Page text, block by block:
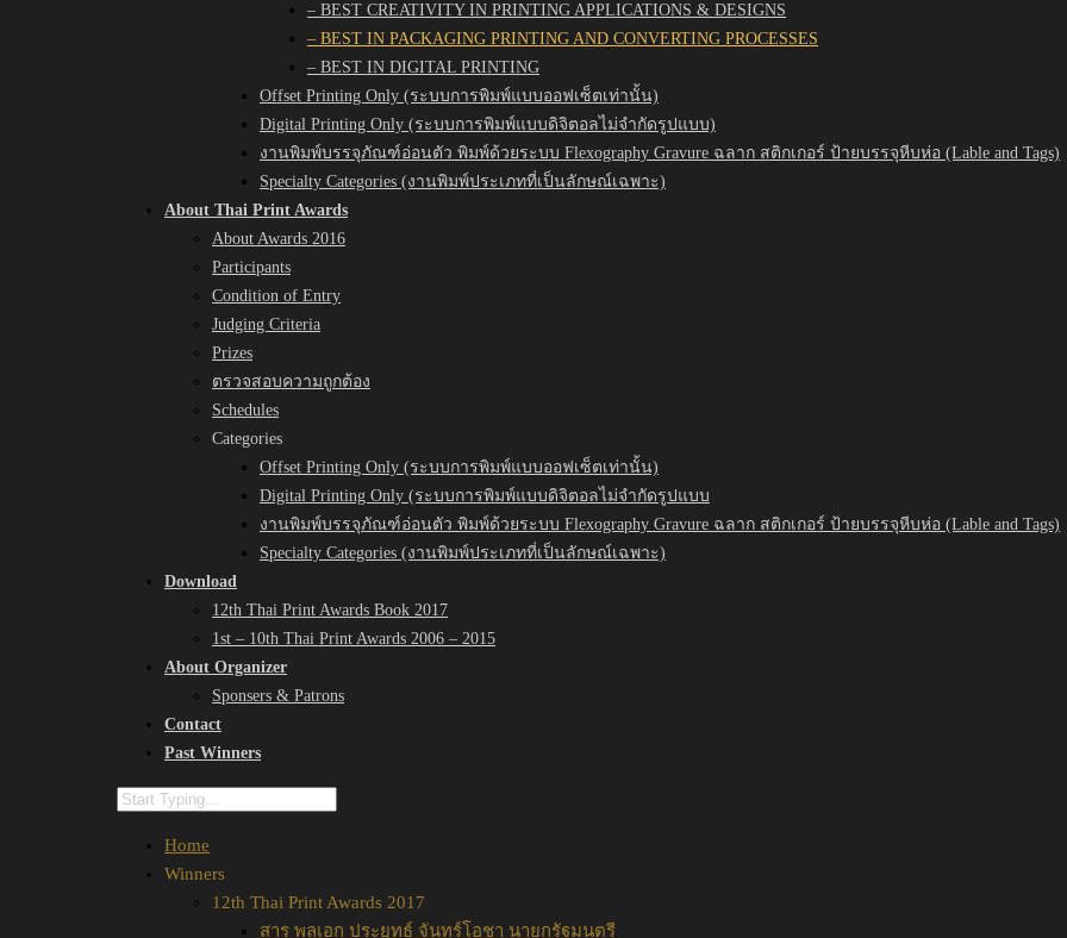
– BEST CREATIVITY IN PRINTING APPLICATIONS & DESIGNS
– BEST IN PACKAGING PRINTING AND CONVERTING PROCESSES
– BEST IN DIGITAL PRINTING
Offset Printing Only (ระบบการพิมพ์แบบออฟเซ็ตเท่านั้น)
Digital Printing Only (ระบบการพิมพ์แบบดิจิตอลไม่จำกัดรูปแบบ)
งานพิมพ์บรรจุภัณฑ์อ่อนตัว พิมพ์ด้วยระบบ Flexography Gravure ฉลาก สติกเกอร์ ป้ายบรรจุหีบห่อ (Lable and Tags)
Specialty Categories (งานพิมพ์ประเภทที่เป็นลักษณ์เฉพาะ)
About Thai Print Awards
About Awards 2016
Participants
Condition of Entry
Judging Criteria
Prizes
ตรวจสอบความถูกต้อง
Schedules
Categories
Offset Printing Only (ระบบการพิมพ์แบบออฟเซ็ตเท่านั้น)
Digital Printing Only (ระบบการพิมพ์แบบดิจิตอลไม่จำกัดรูปแบบ
งานพิมพ์บรรจุภัณฑ์อ่อนตัว พิมพ์ด้วยระบบ Flexography Gravure ฉลาก สติกเกอร์ ป้ายบรรจุหีบห่อ (Lable and Tags)
Specialty Categories (งานพิมพ์ประเภทที่เป็นลักษณ์เฉพาะ)
Download
12th Thai Print Awards Book 2017
1st – 10th Thai Print Awards 2006 – 2015
About Organizer
Sponsers & Patrons
Contact
Past Winners
Home
Winners
12th Thai Print Awards 2017
สาร พลเอก ประยุทธ์ จันทร์โอชา นายกรัฐมนตรี